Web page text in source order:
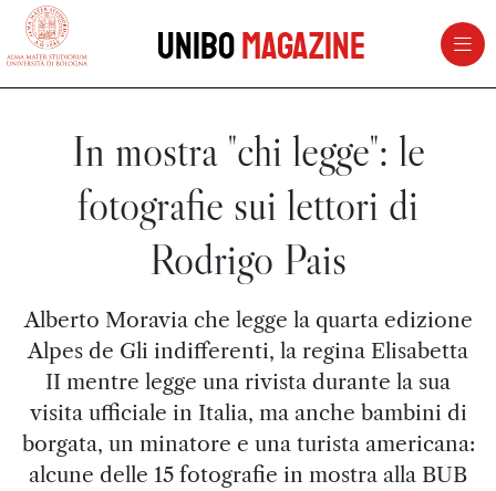
vai al contenuto della pagina
UniboMagazine
In mostra "chi legge": le
fotografie sui lettori di
Rodrigo Pais
Alberto Moravia che legge la quarta edizione
Alpes de Gli indifferenti, la regina Elisabetta
II mentre legge una rivista durante la sua
visita ufficiale in Italia, ma anche bambini di
borgata, un minatore e una turista americana:
alcune delle 15 fotografie in mostra alla BUB